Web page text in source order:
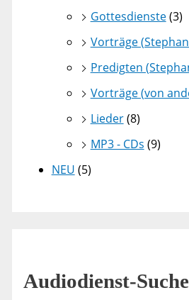
Gottesdienste(3)
Vorträge
Predigten
Vorträge (von
Lieder(8)
MP3 - CDs (9)
NEU (5)
Audiodienst-Suche